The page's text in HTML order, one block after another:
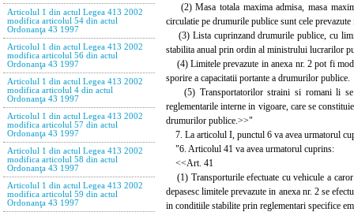
Articolul 1 din actul Legea 413 2002
modifica articolul 54 din actul
Ordonanţa 43 1997
Articolul 1 din actul Legea 413 2002
modifica articolul 56 din actul
Ordonanţa 43 1997
Articolul 1 din actul Legea 413 2002
modifica articolul 4 din actul
Ordonanţa 43 1997
Articolul 1 din actul Legea 413 2002
modifica articolul 57 din actul
Ordonanţa 43 1997
Articolul 1 din actul Legea 413 2002
modifica articolul 58 din actul
Ordonanţa 43 1997
Articolul 1 din actul Legea 413 2002
modifica articolul 59 din actul
Ordonanţa 43 1997
(2) Masa totala maxima admisa, masa
circulatie pe drumurile publice sunt cele prevazute
(3) Lista cuprinzand drumurile publice, cu
stabilita anual prin ordin al ministrului lucrarilor
(4) Limitele prevazute in anexa nr. 2 pot fi
sporire a capacitatii portante a drumurilor publice.
(5) Transportatorilor straini si romani li se
reglementarile interne in vigoare, care se
drumurilor publice.>>"
7. La articolul I, punctul 6 va avea urmatorul
"6. Articolul 41 va avea urmatorul cuprins:
<<Art. 41
(1) Transporturile efectuate cu vehicule a caror
depasesc limitele prevazute in anexa nr. 2 se
in conditiile stabilite prin reglementari specifice